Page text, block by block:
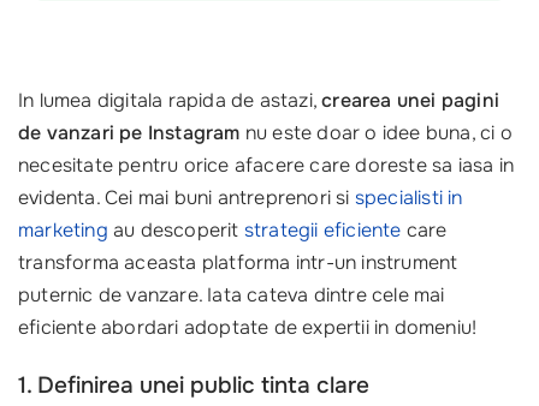
In lumea digitala rapida de astazi,crearea unei pagini
de vanzari pe Instagram nu este doar o idee buna, ci o
necesitate pentru orice afacere care doreste sa iasa in
evidenta. Cei mai buni antreprenori si specialisti in
marketing au descoperit strategii eficiente care
transforma aceasta platforma intr-un instrument
puternic de vanzare. Iata cateva dintre cele mai
eficiente abordari adoptate de expertii in domeniu!
1. Definirea unei public tinta clare